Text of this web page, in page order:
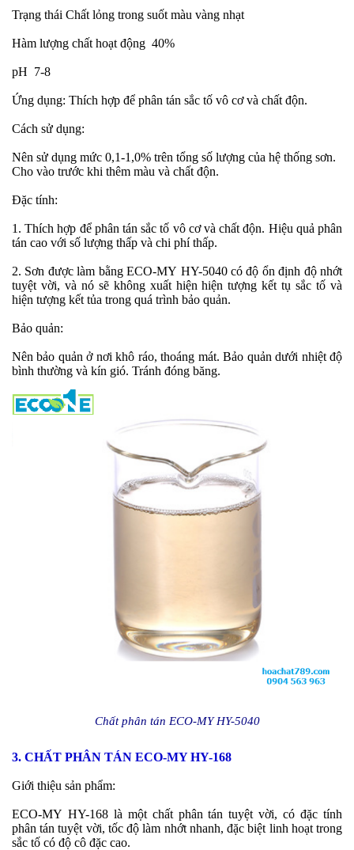
Trạng thái Chất lỏng trong suốt màu vàng nhạt
Hàm lượng chất hoạt động 40%
pH 7-8
Ứng dụng: Thích hợp để phân tán sắc tố vô cơ và chất độn.
Cách sử dụng:
Nên sử dụng mức 0,1-1,0% trên tổng số lượng của hệ thống sơn.
Cho vào trước khi thêm màu và chất độn.
Đặc tính:
1. Thích hợp để phân tán sắc tố vô cơ và chất độn. Hiệu quả phân
tán cao với số lượng thấp và chi phí thấp.
2. Sơn được làm bằng ECO-MY HY-5040 có độ ổn định độ nhớt
tuyệt vời, và nó sẽ không xuất hiện hiện tượng kết tụ sắc tố và
hiện tượng kết tủa trong quá trình bảo quản.
Bảo quản:
Nên bảo quản ở nơi khô ráo, thoáng mát. Bảo quản dưới nhiệt độ
bình thường và kín gió. Tránh đóng băng.
Chất phân tán ECO-MY HY-5040
3. CHẤT PHÂN TÁN ECO-MY HY-168
Giới thiệu sản phẩm:
ECO-MY HY-168 là một chất phân tán tuyệt vời, có đặc tính
phân tán tuyệt vời, tốc độ làm nhớt nhanh, đặc biệt linh hoạt trong
sắc tố có độ cô đặc cao.